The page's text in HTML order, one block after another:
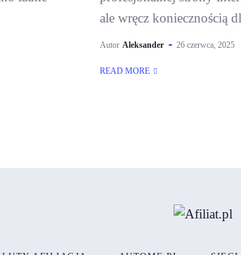
ale wręcz koniecznością
Autor Aleksander 26 czerwca, 2025
READ MORE